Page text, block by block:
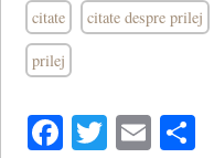
citate citate despre prilej
prilej
Facebook
Twitter
Email